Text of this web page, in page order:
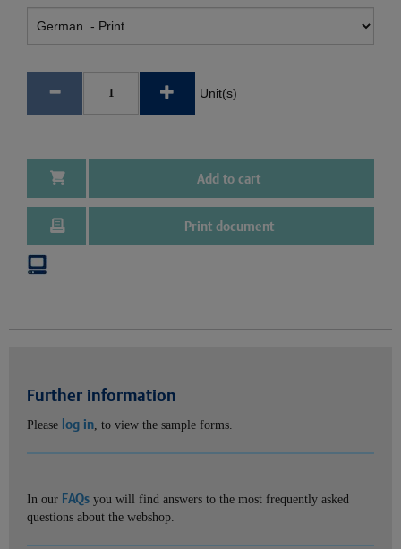
Unit(s)
Add to cart
Print document
Further information
Please log in, to view the sample forms.
In our FAQs you will find answers to the most frequently asked
questions about the webshop.